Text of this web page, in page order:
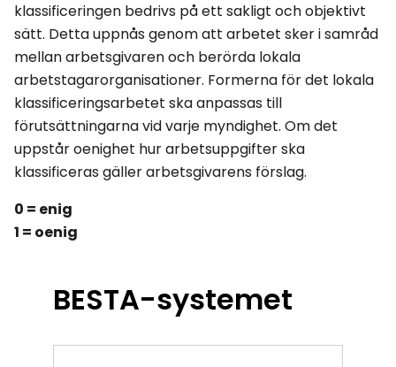
klassificeringen bedrivs på ett sakligt och objektivt
sätt. Detta uppnås genom att arbetet sker i samråd
mellan arbetsgivaren och berörda lokala
arbetstagarorganisationer. Formerna för det lokala
klassificeringsarbetet ska anpassas till
förutsättningarna vid varje myndighet. Om det
uppstår oenighet hur arbetsuppgifter ska
klassificeras gäller arbetsgivarens förslag.
0 = enig
1 = oenig
BESTA-systemet